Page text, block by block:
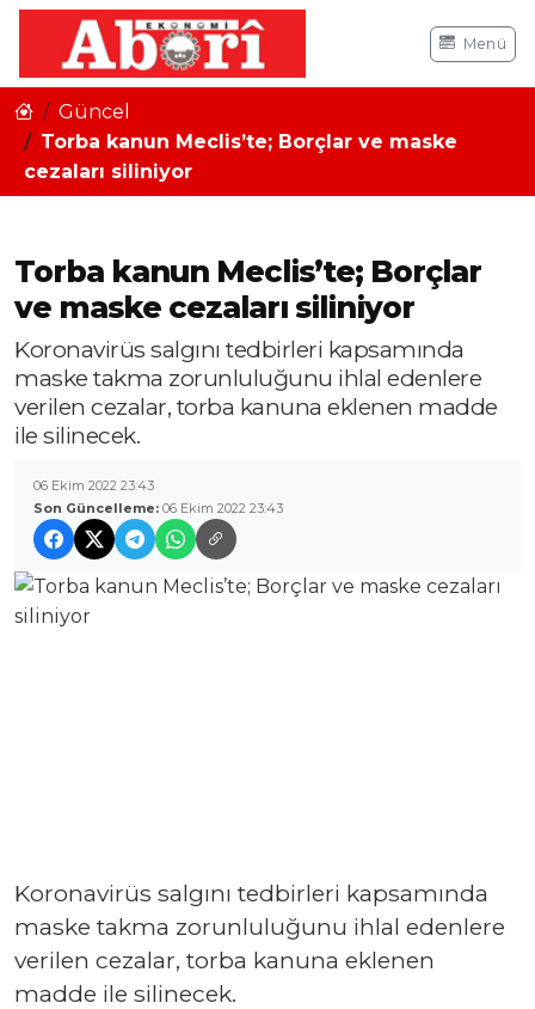
Menü
Güncel
Torba kanun Meclis’te; Borçlar ve maske
cezaları siliniyor
Torba kanun Meclis’te; Borçlar
ve maske cezaları siliniyor
Koronavirüs salgını tedbirleri kapsamında
maske takma zorunluluğunu ihlal edenlere
verilen cezalar, torba kanuna eklenen madde
ile silinecek.
06 Ekim 2022 23:43
Son Güncelleme: 06 Ekim 2022 23:43
Koronavirüs salgını tedbirleri kapsamında
maske takma zorunluluğunu ihlal edenlere
verilen cezalar, torba kanuna eklenen
madde ile silinecek.